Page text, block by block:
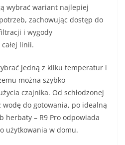
wybrać wariant najlepiej
zachowując dostęp do
i wygody
linii.
jedną z kilku temperatur i
można szybko
czajnika. Od schłodzonej
do gotowania, po idealną
herbaty – R9 Pro odpowiada
użytkowania w domu.